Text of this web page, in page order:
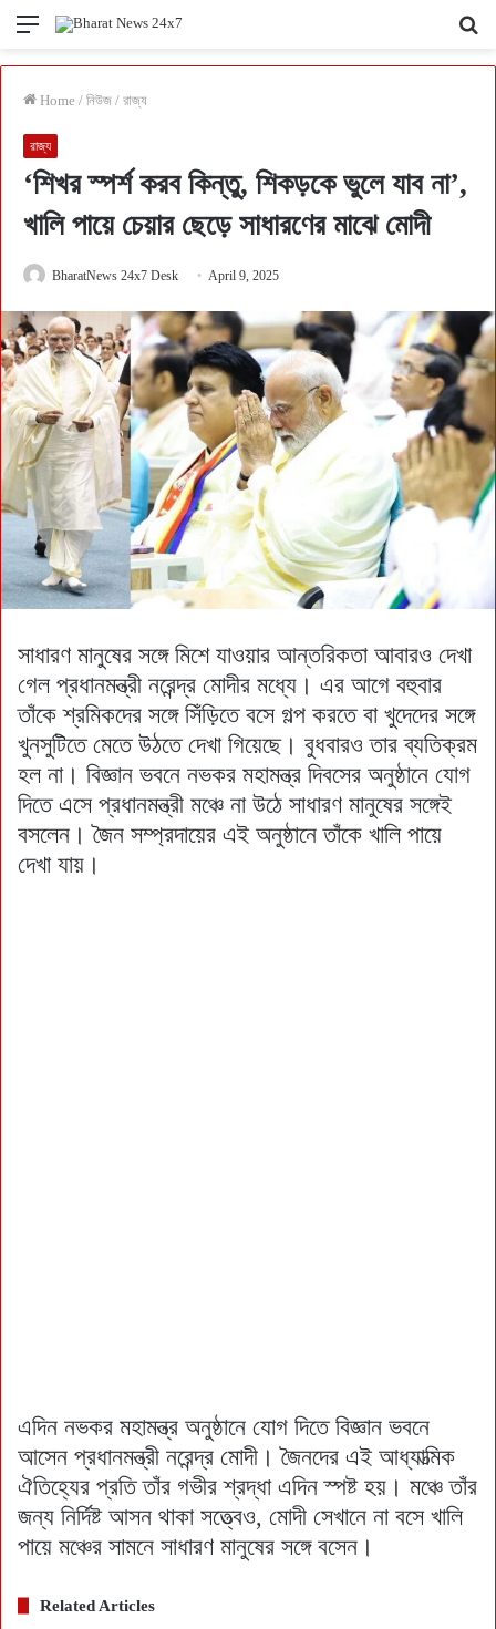
Menu
Home / নিউজ / রাজ্য
রাজ্য
‘শিখর স্পর্শ করব কিন্তু, শিকড়কে ভুলে যাব না’,
খালি পায়ে চেয়ার ছেড়ে সাধারণের মাঝে মোদী
BharatNews 24x7 Desk April 9, 2025
সাধারণ মানুষের সঙ্গে মিশে যাওয়ার আন্তরিকতা আবারও দেখা
গেল প্রধানমন্ত্রী নরেন্দ্র মোদীর মধ্যে। এর আগে বহুবার
তাঁকে শ্রমিকদের সঙ্গে সিঁড়িতে বসে গল্প করতে বা খুদেদের সঙ্গে
খুনসুটিতে মেতে উঠতে দেখা গিয়েছে। বুধবারও তার ব্যতিক্রম
হল না। বিজ্ঞান ভবনে নভকর মহামন্ত্র দিবসের অনুষ্ঠানে যোগ
দিতে এসে প্রধানমন্ত্রী মঞ্চে না উঠে সাধারণ মানুষের সঙ্গেই
বসলেন। জৈন সম্প্রদায়ের এই অনুষ্ঠানে তাঁকে খালি পায়ে
দেখা যায়।
এদিন নভকর মহামন্ত্র অনুষ্ঠানে যোগ দিতে বিজ্ঞান ভবনে
আসেন প্রধানমন্ত্রী নরেন্দ্র মোদী। জৈনদের এই আধ্যাত্মিক
ঐতিহ্যের প্রতি তাঁর গভীর শ্রদ্ধা এদিন স্পষ্ট হয়। মঞ্চে তাঁর
জন্য নির্দিষ্ট আসন থাকা সত্ত্বেও, মোদী সেখানে না বসে খালি
পায়ে মঞ্চের সামনে সাধারণ মানুষের সঙ্গে বসেন।
Related Articles